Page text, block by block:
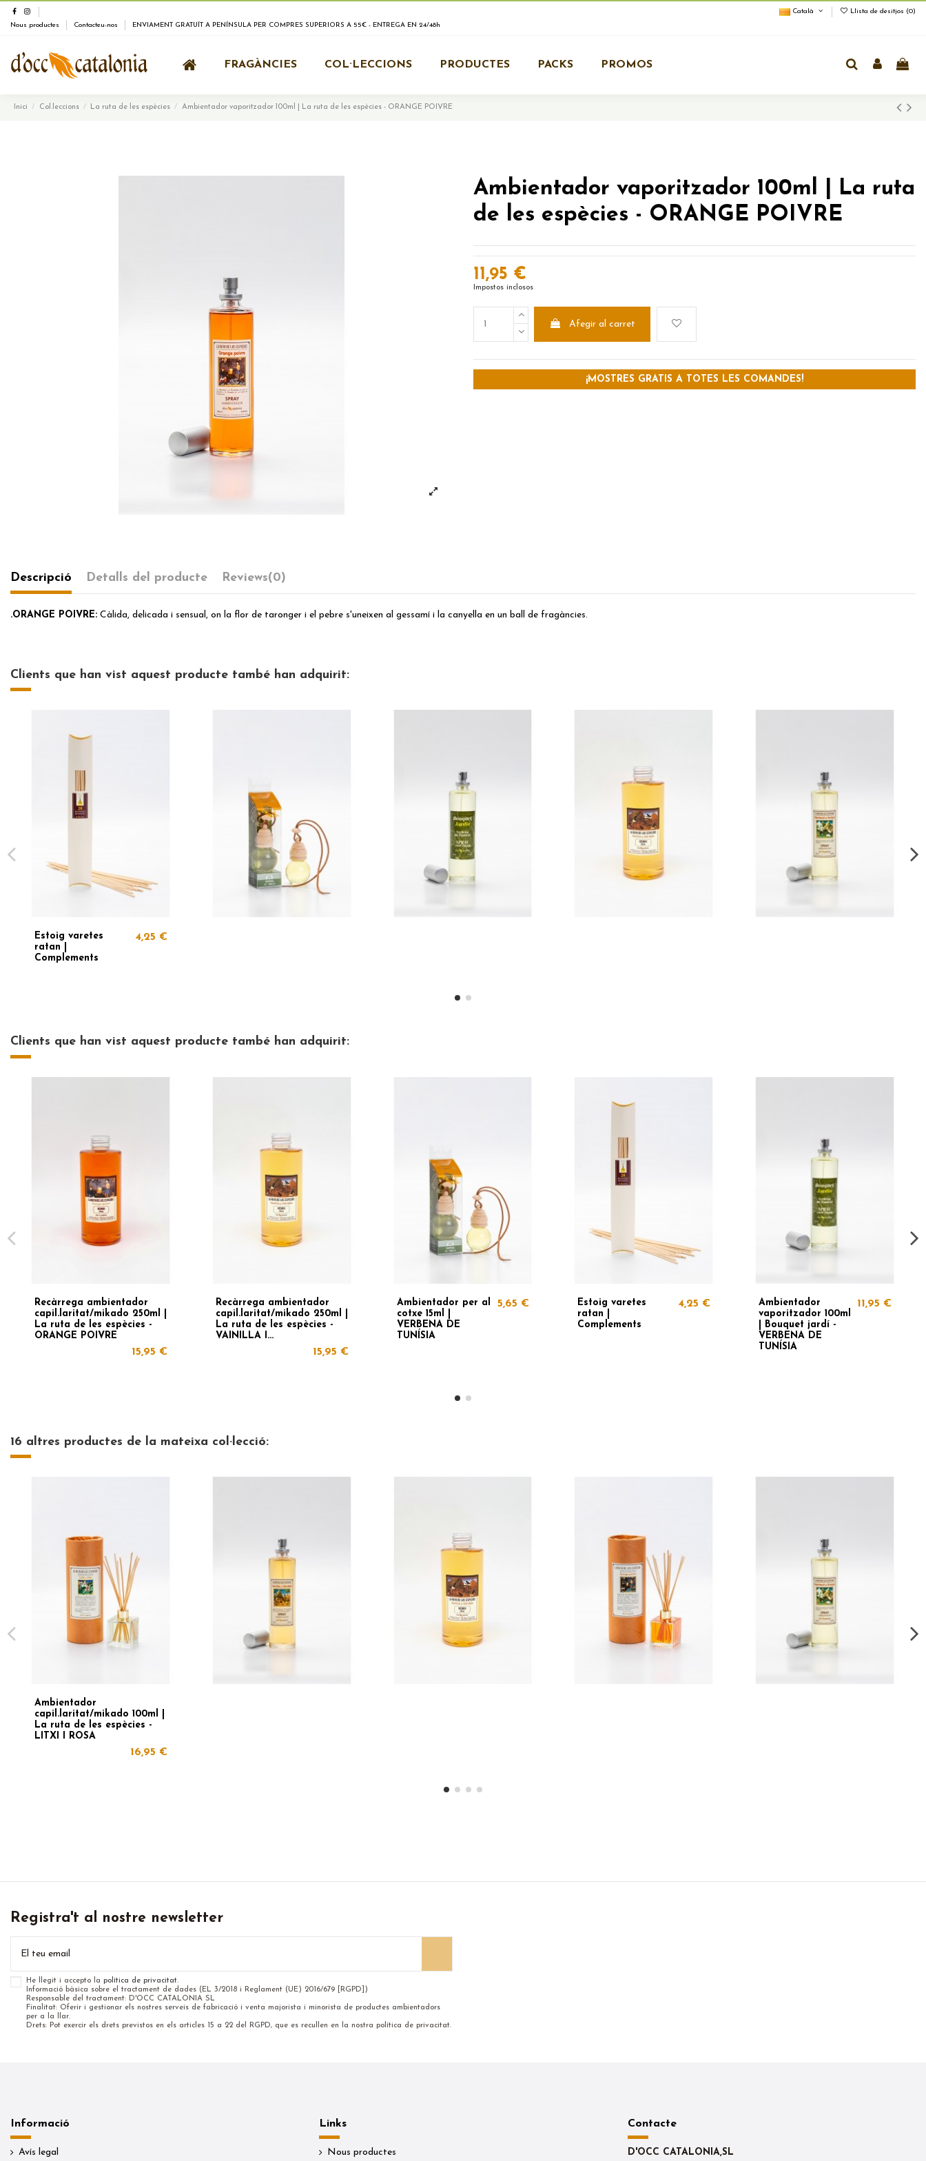
Nous productes Contacteu-nos ENVIAMENT GRATUÏT A PENÍNSULA PER COMPRES SUPERIORS A 55€ - ENTREGA EN 24/48h
Català Llista de desitjos (0)
FRAGÀNCIES COL·LECCIONS PRODUCTES PACKS PROMOS
Inici Col.leccions La ruta de les espècies Ambientador vaporitzador 100ml | La ruta de les espècies - ORANGE POIVRE
Ambientador vaporitzador 100ml | La ruta
de les espècies - ORANGE POIVRE
11,95 €
Impostos inclosos
Afegir al carret
¡MOSTRES GRATIS A TOTES LES COMANDES!
Descripció Detalls del producte Reviews(0)
.ORANGE POIVRE: Càlida, delicada i sensual, on la flor de taronger i el pebre s'uneixen al gessamí i la canyella en un ball de fragàncies.
Clients que han vist aquest producte també han adquirit:
Estoig varetes
ratan |
Complements
4,25 €
Clients que han vist aquest producte també han adquirit:
Recàrrega ambientador
capil.laritat/mikado 250ml |
La ruta de les espècies -
ORANGE POIVRE
15,95 €
Recàrrega ambientador
capil.laritat/mikado 250ml |
La ruta de les espècies -
VAINILLA I...
15,95 €
Ambientador per al
cotxe 15ml |
VERBENA DE
TUNÍSIA
5,65 €
Estoig varetes
ratan |
Complements
4,25 €
Ambientador
vaporitzador 100ml
| Bouquet jardí -
VERBENA DE
TUNÍSIA
11,95 €
16 altres productes de la mateixa col·lecció:
Ambientador
capil.laritat/mikado 100ml |
La ruta de les espècies -
LITXI I ROSA
16,95 €
Registra't al nostre newsletter
He llegit i accepto la política de privacitat.
Informació bàsica sobre el tractament de dades (EL 3/2018 i Reglament (UE) 2016/679 [RGPD])
Responsable del tractament: D'OCC CATALONIA SL
Finalitat: Oferir i gestionar els nostres serveis de fabricació i venta majorista i minorista de productes ambientadors
per a la llar.
Drets: Pot exercir els drets previstos en els articles 15 a 22 del RGPD, que es recullen en la nostra política de privacitat.
Informació
Avís legal
Links
Nous productes
Contacte
D'OCC CATALONIA,SL